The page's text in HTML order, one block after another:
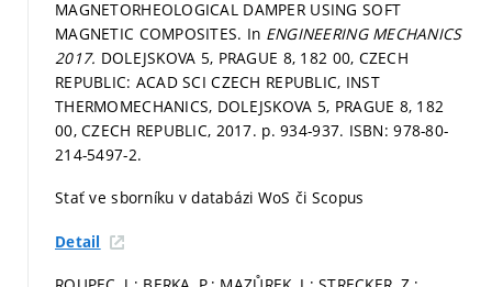
MAGNETORHEOLOGICAL DAMPER USING SOFT
MAGNETIC COMPOSITES. In ENGINEERING MECHANICS
2017. DOLEJSKOVA 5, PRAGUE 8, 182 00, CZECH
REPUBLIC: ACAD SCI CZECH REPUBLIC, INST
THERMOMECHANICS, DOLEJSKOVA 5, PRAGUE 8, 182
00, CZECH REPUBLIC, 2017. p. 934-937. ISBN: 978-80-
214-5497-2.
Stať ve sborníku v databázi WoS či Scopus
Detail